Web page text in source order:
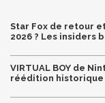
Star Fox de retour
2026 ? Les insiders
VIRTUAL BOY de
réédition historique